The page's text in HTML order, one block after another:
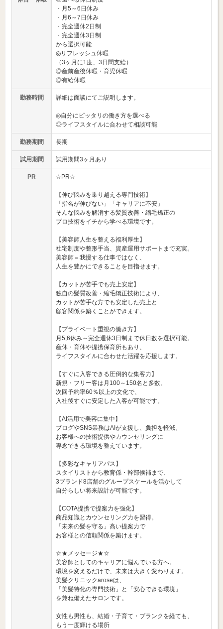
・月5～6日休み
・月6～7日休み
・完全週休2日制
・完全週休3日制
から選択可能
◎リフレッシュ休暇
（3ヶ月に1度、3日間支給）
◎産前産後休暇・育児休暇
◎有給休暇
勤務時間 詳細は面談にてご説明します。
◎自分にピッタリの働き方を選べる
◎ライフスタイルに合わせて相談可能
勤務期間 長期
試用期間 試用期間3ヶ月あり
PR ☆PR☆
【伸び悩みを乗り越える専門技術】
「指名が伸びない」「キャリアに不安」
そんな悩みを解消する髪質改善・縮毛矯正の
プロ技術をイチから学べる環境です。
【美容師人生を整える福利厚生】
社宅制度や整形手当、資産運用サポートまで充実。
美容師＝我慢する仕事ではなく、
人生を豊かにできることを目指せます。
【カットが苦手でも売上安定】
独自の髪質改善・縮毛矯正技術により、
カットが苦手な方でも安定した売上と
顧客関係を築くことができます。
【プライベート重視の働き方】
月5,6休み～完全週休3日制まで休日数を選択可能。
産休・育休や提携保育所もあり、
ライフスタイルに合わせた活躍を応援します。
【すぐに入客できる圧倒的な集客力】
新規・フリー客は月100～150名と多数。
次回予約率60％以上の文化で、
入社後すぐに安定した入客が可能です。
【AI活用で美容に集中】
ブログやSNS業務はAIが支援し、負担を軽減。
お客様への技術提供やカウンセリングに
専念できる環境を整えています。
【多彩なキャリアパス】
スタイリストから教育係・幹部候補まで、
3ブランド8店舗のグループスケールを活かして
自分らしい将来設計が可能です。
【COTA提携で提案力を強化】
商品知識とカウンセリング力を習得。
「未来の髪を守る」高い提案力で
お客様との信頼関係を築けます。
☆★メッセージ★☆
美容師としてのキャリアに悩んでいる方へ。
環境を変えるだけで、未来は大きく変わります。
美髪クリニックaroseは、
「美髪特化の専門技術」と「安心できる環境」
を兼ね備えたサロンです。
女性も男性も、結婚・子育て・ブランクを経ても、
もう一度輝ける場所